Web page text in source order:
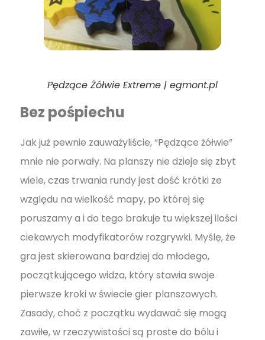
Pędzące Żółwie Extreme | egmont.pl
Bez pośpiechu
Jak już pewnie zauważyliście, “Pędzące żółwie”
mnie nie porwały. Na planszy nie dzieje się zbyt
wiele, czas trwania rundy jest dość krótki ze
względu na wielkość mapy, po której się
poruszamy a i do tego brakuje tu większej ilości
ciekawych modyfikatorów rozgrywki. Myślę, że
gra jest skierowana bardziej do młodego,
początkującego widza, który stawia swoje
pierwsze kroki w świecie gier planszowych.
Zasady, choć z początku wydawać się mogą
zawiłe, w rzeczywistości są proste do bólu i